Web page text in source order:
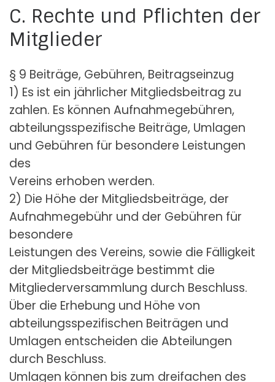
C. Rechte und Pflichten der
Mitglieder
§ 9 Beiträge, Gebühren, Beitragseinzug
1) Es ist ein jährlicher Mitgliedsbeitrag zu
zahlen. Es können Aufnahmegebühren,
abteilungsspezifische Beiträge, Umlagen
und Gebühren für besondere Leistungen
des
Vereins erhoben werden.
2) Die Höhe der Mitgliedsbeiträge, der
Aufnahmegebühr und der Gebühren für
besondere
Leistungen des Vereins, sowie die Fälligkeit
der Mitgliedsbeiträge bestimmt die
Mitgliederversammlung durch Beschluss.
Über die Erhebung und Höhe von
abteilungsspezifischen Beiträgen und
Umlagen entscheiden die Abteilungen
durch Beschluss.
Umlagen können bis zum dreifachen des